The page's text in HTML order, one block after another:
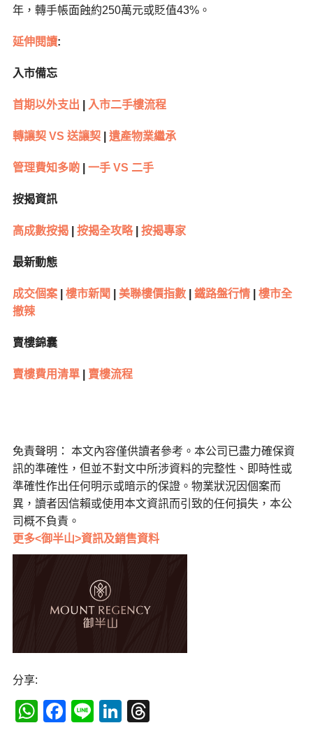
年，轉手帳面蝕約250萬元或貶值43%。
延伸閱讀:
入市備忘
首期以外支出 入市二手樓流程
轉讓契 VS 送讓契| 遺產物業繼承
管理費知多啲| 一手 VS 二手
按揭資訊
高成數按揭| 按揭全攻略| 按揭專家
最新動態
成交個案| 樓市新聞 美聯樓價指數| 鐵路盤行情|
樓市全
撤辣
賣樓錦囊
賣樓費用清單| 賣樓流程
免責聲明： 本文內容僅供讀者參考。本公司已盡力確保資
訊的準確性，但並不對文中所涉資料的完整性、即時性或
準確性作出任何明示或暗示的保證。物業狀況因個案而
異，讀者因信賴或使用本文資訊而引致的任何損失，本公
司概不負責。
更多<御半山>資訊及銷售資料
分享:
WhatsApp
Facebook
LineLinkedIn